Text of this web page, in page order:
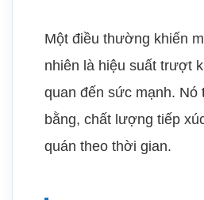
Một điều thường khiến
nhiên là hiệu suất trượt
quan đến sức mạnh. Nó
bằng, chất lượng tiếp
quán theo thời gian.